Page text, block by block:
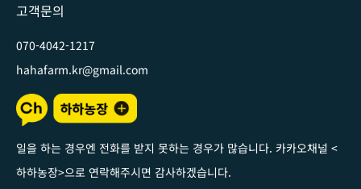
고객문의
070-4042-1217
hahafarm.kr@gmail.com
일을 하는 경우엔 전화를 받지 못하는 경우가 많습니다. 카카오채널 <
하하농장>으로 연락해주시면 감사하겠습니다.